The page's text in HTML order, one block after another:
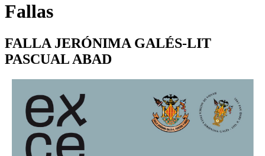
Fallas
FALLA JERÓNIMA GALÉS-LIT
PASCUAL ABAD